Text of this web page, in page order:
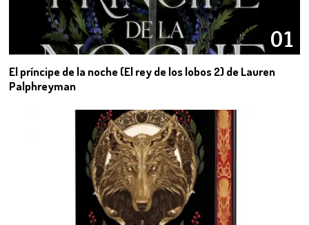
01
El príncipe de la noche (El rey de los lobos 2) de Lauren
Palphreyman